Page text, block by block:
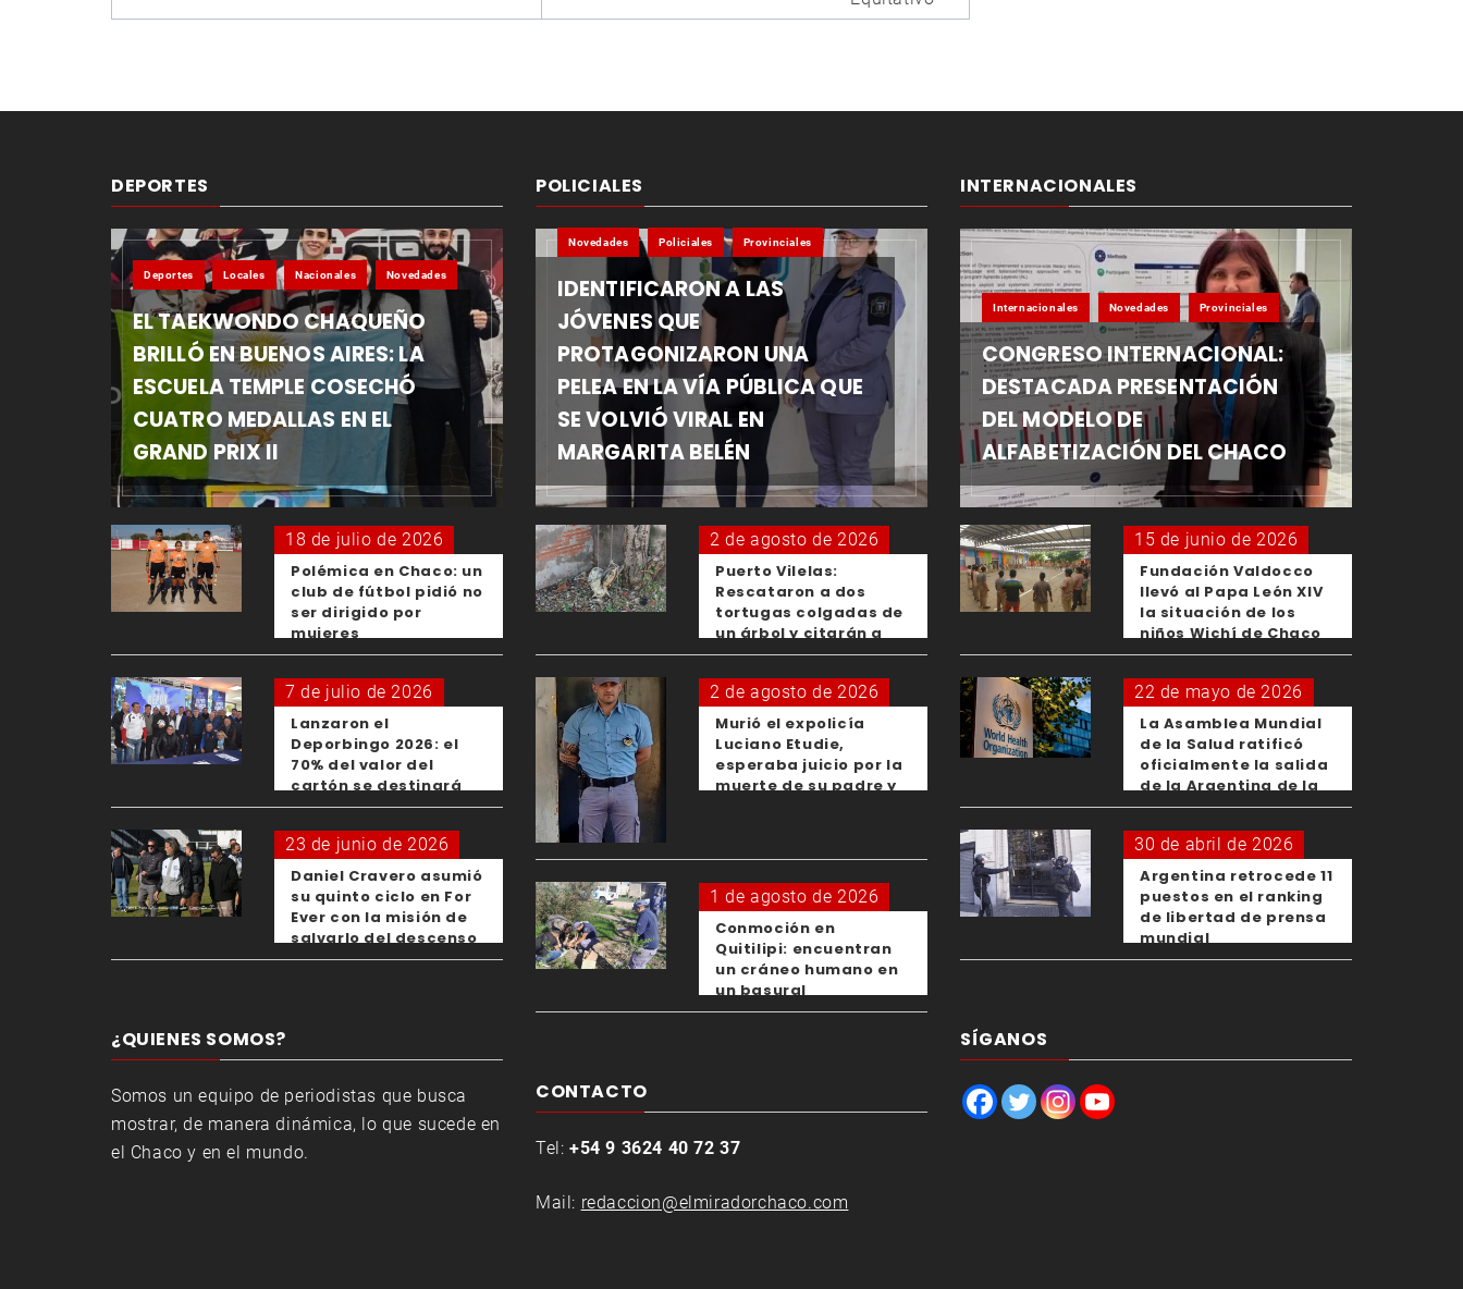
entradas
DEPORTES
Deportes Locales Nacionales Novedades
EL TAEKWONDO CHAQUEÑO
BRILLÓ EN BUENOS AIRES: LA
ESCUELA TEMPLE COSECHÓ
CUATRO MEDALLAS EN EL
GRAND PRIX II
18 de julio de 2026
Polémica en Chaco: un
club de fútbol pidió no
ser dirigido por
mujeres
7 de julio de 2026
Lanzaron el
Deporbingo 2026: el
70% del valor del
cartón se destinará
para los clubes
23 de junio de 2026
Daniel Cravero asumió
su quinto ciclo en For
Ever con la misión de
salvarlo del descenso
¿QUIENES SOMOS?
Somos un equipo de periodistas que busca
mostrar, de manera dinámica, lo que sucede en
el Chaco y en el mundo.
POLICIALES
Novedades Policiales Provinciales
IDENTIFICARON A LAS
JÓVENES QUE
PROTAGONIZARON UNA
PELEA EN LA VÍA PÚBLICA QUE
SE VOLVIÓ VIRAL EN
MARGARITA BELÉN
2 de agosto de 2026
Puerto Vilelas:
Rescataron a dos
tortugas colgadas de
un árbol y citarán a
los padres de los
menores responsables
2 de agosto de 2026
Murió el expolicía
Luciano Etudie,
esperaba juicio por la
muerte de su padre y
1 de agosto de 2026
Conmoción en
Quitilipi: encuentran
un cráneo humano en
un basural
CONTACTO
Tel: +54 9 3624 40 72 37
Mail: redaccion@elmiradorchaco.com
INTERNACIONALES
Internacionales Novedades Provinciales
CONGRESO INTERNACIONAL:
DESTACADA PRESENTACIÓN
DEL MODELO DE
ALFABETIZACIÓN DEL CHACO
15 de junio de 2026
Fundación Valdocco
llevó al Papa León XIV
la situación de los
niños Wichí de Chaco
22 de mayo de 2026
La Asamblea Mundial
de la Salud ratificó
oficialmente la salida
de la Argentina de la
OMS
30 de abril de 2026
Argentina retrocede 11
puestos en el ranking
de libertad de prensa
mundial
SÍGANOS